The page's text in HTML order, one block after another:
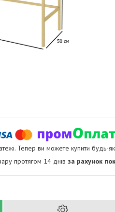
Тепер ви можете купити будь-
протягом 14 днів за рахунок